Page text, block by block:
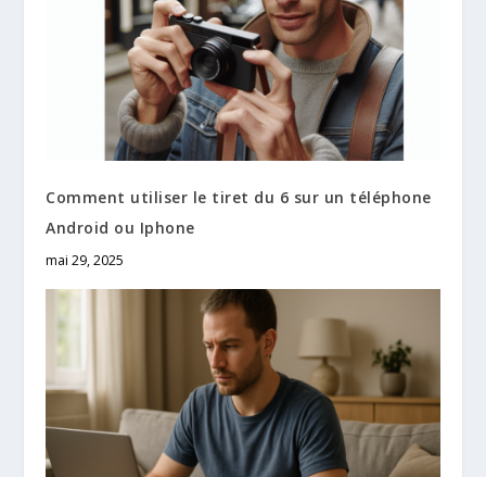
Comment utiliser le tiret du 6 sur un téléphone
Android ou Iphone
mai 29, 2025